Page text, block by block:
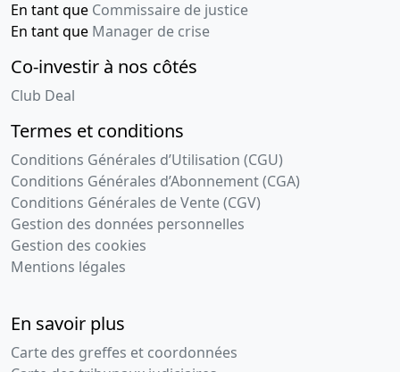
En tant que Commissaire de justice
En tant que Manager de crise
Co-investir à nos côtés
Club Deal
Termes et conditions
Conditions Générales d’Utilisation (CGU)
Conditions Générales d’Abonnement (CGA)
Conditions Générales de Vente (CGV)
Gestion des données personnelles
Gestion des cookies
Mentions légales
En savoir plus
Carte des greffes et coordonnées